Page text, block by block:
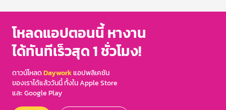
โหลดแอปตอนนี้ หางาน
ได้ทันทีเร็วสุด 1 ชั่วโมง!
ดาวน์โหลดDayworkแอปพลิเคชัน
ของเราได้แล้ววันนี้ ทั้งใน Apple Store
และ Google Play